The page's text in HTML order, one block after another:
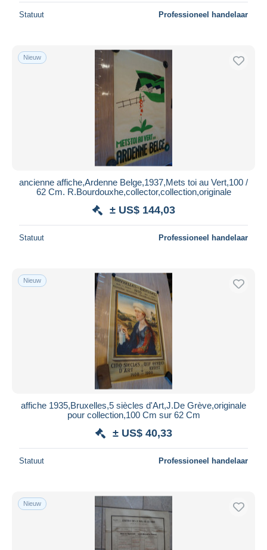
Statuut Professioneel handelaar
Nieuw
ancienne affiche,Ardenne Belge,1937,Mets toi au Vert,100 /
62 Cm. R.Bourdouxhe,collector,collection,originale
± US$ 144,03
Statuut Professioneel handelaar
Nieuw
affiche 1935,Bruxelles,5 siècles d'Art,J.De Grève,originale
pour collection,100 Cm sur 62 Cm
± US$ 40,33
Statuut Professioneel handelaar
Nieuw